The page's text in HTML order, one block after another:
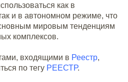
как в
и в автономном режиме, что
мировым тенденциям
комплексов.
входящими в Реестр,
по тегу РЕЕСТР.